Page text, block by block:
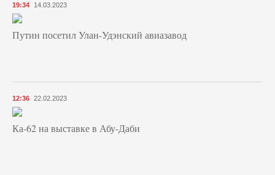
19:34 14.03.2023
Путин посетил Улан-Удэнский авиазавод
12:36 22.02.2023
Ка-62 на выставке в Абу-Даби